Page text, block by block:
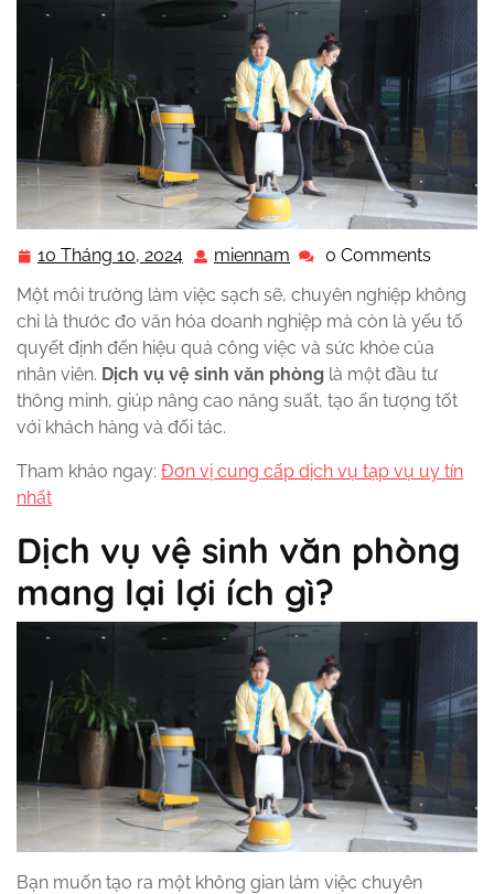
10 Tháng 10, 2024 10
Tháng
10,
2024
miennam miennam
0 Comments
Một môi trường làm việc sạch sẽ, chuyên nghiệp không
chỉ là thước đo văn hóa doanh nghiệp mà còn là yếu tố
quyết định đến hiệu quả công việc và sức khỏe của
nhân viên. Dịch vụ vệ sinh văn phòng là một đầu tư
thông minh, giúp nâng cao năng suất, tạo ấn tượng tốt
với khách hàng và đối tác.
Tham khảo ngay: Đơn vị cung cấp dịch vụ tạp vụ uy tín
nhất
Dịch vụ vệ sinh văn phòng
mang lại lợi ích gì?
Bạn muốn tạo ra một không gian làm việc chuyên